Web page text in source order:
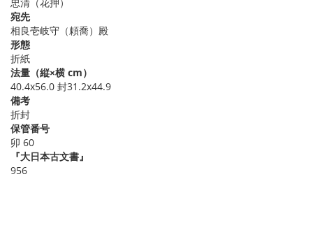
宛先
相良壱岐守（頼喬）殿
形態
折紙
法量（縦×横 cm）
40.4x56.0 封31.2x44.9
備考
折封
保管番号
卯 60
『大日本古文書』
956